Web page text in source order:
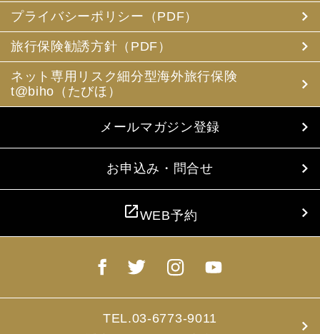
プライバシーポリシー（PDF）
旅行保険勧誘方針（PDF）
ネット専用リスク細分型海外旅行保険
t@biho（たびほ）
メールマガジン登録
お申込み・問合せ
open_in_newWEB予約
TEL.03-6773-9011